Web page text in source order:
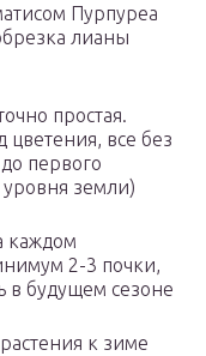
Пурпуреа
лианы
простая.
все без
первого
уровня земли)
каждом
2-3 почки,
в будущем сезоне
к зиме